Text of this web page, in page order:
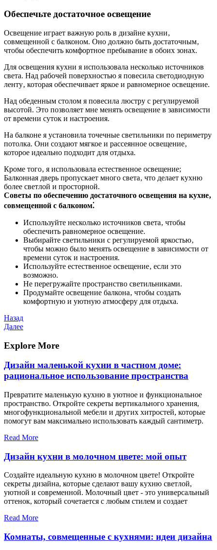
Обеспечьте достаточное освещение
Освещение играет важную роль в дизайне кухни‚
совмещенной с балконом. Оно должно быть достаточным‚
чтобы обеспечить комфортное пребывание в обоих зонах.
Для освещения кухни я использовала несколько источников
света. Над рабочей поверхностью я повесила светодиодную
ленту‚ которая обеспечивает яркое и равномерное освещение.
Над обеденным столом я повесила люстру с регулируемой
высотой. Это позволяет мне менять освещение в зависимости
от времени суток и настроения.
На балконе я установила точечные светильники по периметру
потолка. Они создают мягкое и рассеянное освещение‚
которое идеально подходит для отдыха.
Кроме того‚ я использовала естественное освещение;
Балконная дверь пропускает много света‚ что делает кухню
более светлой и просторной.
Советы по обеспечению достаточного освещения на кухне‚
совмещенной с балконом⁚
Используйте несколько источников света‚ чтобы
обеспечить равномерное освещение.
Выбирайте светильники с регулируемой яркостью‚
чтобы можно было менять освещение в зависимости от
времени суток и настроения.
Используйте естественное освещение‚ если это
возможно.
Не перегружайте пространство светильниками.
Продумайте освещение балкона‚ чтобы создать
комфортную и уютную атмосферу для отдыха.
Навигация
по
записям
Предыдущая
запись
Назад
Следующая
Далее
Explore More
Дизайн маленькой кухни в частном доме:
рациональное использование пространства
Превратите маленькую кухню в уютное и функциональное
пространство. Откройте секреты вертикального хранения,
многофункциональной мебели и других хитростей, которые
помогут вам максимально использовать каждый сантиметр.
Read More
Дизайн кухни в молочном цвете: мой опыт
Создайте идеальную кухню в молочном цвете! Откройте
секреты дизайна, которые сделают вашу кухню светлой,
уютной и современной. Молочный цвет - это универсальный
оттенок, который сочетается с любым стилем и создает
Read More
Комнаты, совмещенные с кухнями: идеи дизайна